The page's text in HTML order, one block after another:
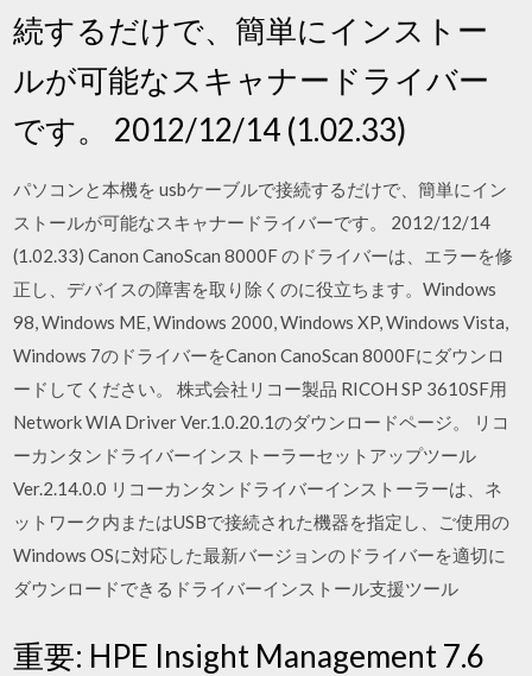
続するだけで、簡単にインストー
ルが可能なスキャナードライバー
です。 2012/12/14 (1.02.33)
パソコンと本機を usbケーブルで接続するだけで、簡単にイン
ストールが可能なスキャナードライバーです。 2012/12/14
(1.02.33) Canon CanoScan 8000F のドライバーは、エラーを修
正し、デバイスの障害を取り除くのに役立ちます。Windows
98, Windows ME, Windows 2000, Windows XP, Windows Vista,
Windows 7のドライバーをCanon CanoScan 8000Fにダウンロ
ードしてください。 株式会社リコー製品 RICOH SP 3610SF用
Network WIA Driver Ver.1.0.20.1のダウンロードページ。 リコ
ーカンタンドライバーインストーラーセットアップツール
Ver.2.14.0.0 リコーカンタンドライバーインストーラーは、ネ
ットワーク内またはUSBで接続された機器を指定し、ご使用の
Windows OSに対応した最新バージョンのドライバーを適切に
ダウンロードできるドライバーインストール支援ツール
重要: HPE Insight Management 7.6